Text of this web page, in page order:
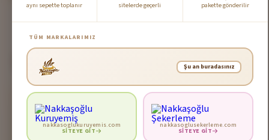
aynı sepette toplanır
sitelerde geçerli
pakette gönderilir
TÜM MARKALARIMIZ
Şu an buradasınız
nakkasoglukuruyemis.com
SITEYE GIT
nakkasoglusekerleme.com
SITEYE GIT
856₺
Sepete Ekle